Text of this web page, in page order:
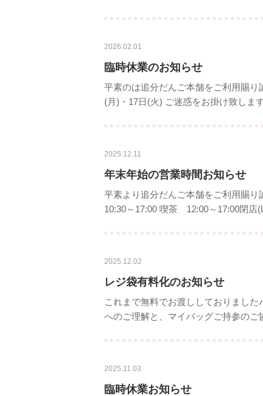
2026.02.01
臨時休業のお知らせ
平素のは追分だんご本舗をご利用賜
(月)・17日(火) ご迷惑をお掛け致しま
2025.12.11
年末年始の営業時間お知らせ
平素より追分だんご本舗をご利用賜
10:30～17:00 喫茶 12:00～17:00閉店
2025.12.02
レジ袋有料化のお知らせ
これまで無料でお渡ししておりまし
へのご理解と、マイバッグご持参のご
2025.11.03
臨時休業お知らせ